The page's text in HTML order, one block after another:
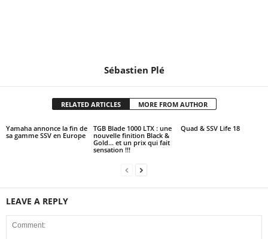
Sébastien Plé
RELATED ARTICLES MORE FROM AUTHOR
Yamaha annonce la fin de
sa gamme SSV en Europe
TGB Blade 1000 LTX : une
nouvelle finition Black &
Gold… et un prix qui fait
sensation !!!
Quad & SSV Life 18
LEAVE A REPLY